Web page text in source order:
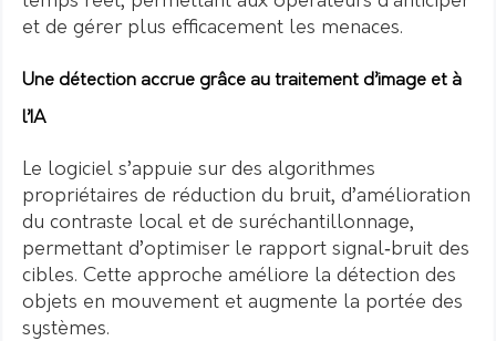
et de gérer plus efficacement les menaces.
Une détection accrue grâce au traitement d’image et à
l’IA
Le logiciel s’appuie sur des algorithmes
propriétaires de réduction du bruit, d’amélioration
du contraste local et de suréchantillonnage,
permettant d’optimiser le rapport signal‑bruit des
cibles. Cette approche améliore la détection des
objets en mouvement et augmente la portée des
systèmes.